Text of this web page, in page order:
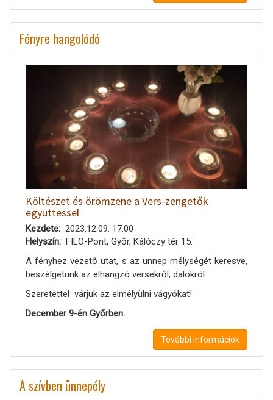
Fényre hangolódó
Költészet és örömzene a Vers-zengetők
együttessel
Kezdete
2023.12.09. 17:00
Helyszín
FILO-Pont, Győr, Kálóczy tér 15.
A fényhez vezető utat, s az ünnep mélységét keresve,
beszélgetünk az elhangzó versekről, dalokról.
Szeretettel várjuk az elmélyülni vágyókat!
December 9-én Győrben.
További információk
A szívben ünnepély